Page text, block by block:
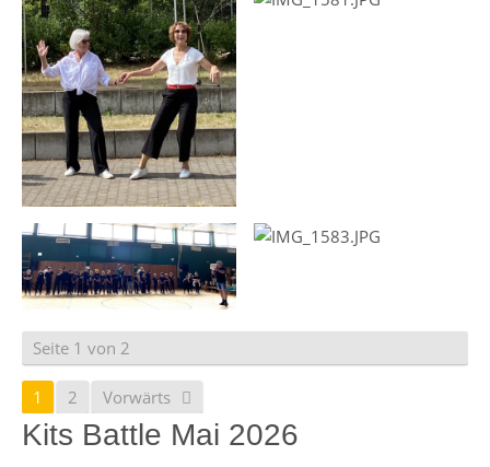
Seite 1 von 2
1 2 Vorwärts
Kits Battle Mai 2026